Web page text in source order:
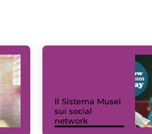
Il Sistema Musei
sui social
network